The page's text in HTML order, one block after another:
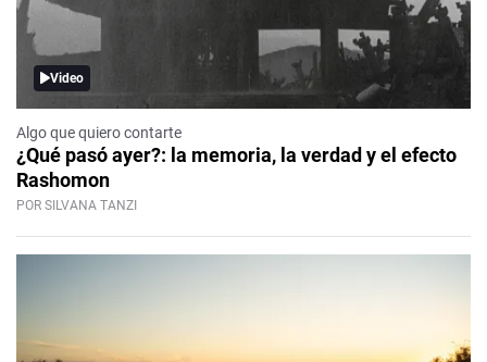
Video
Algo que quiero contarte
¿Qué pasó ayer?: la memoria, la verdad y el efecto
Rashomon
POR SILVANA TANZI